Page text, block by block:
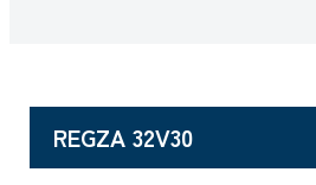
REGZA 32V30